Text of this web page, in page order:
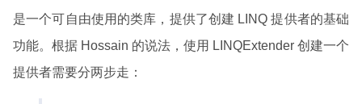
是一个可自由使用的类库，提供了创建 LINQ 提供者的基础
功能。根据 Hossain 的说法，使用 LINQExtender 创建一个
提供者需要分两步走：